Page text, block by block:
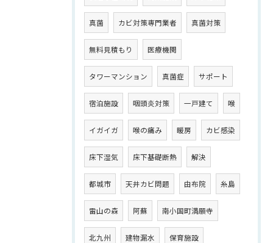
真菌 カビ対策専門業者 真菌対策
無料見積もり 医療機関
タワーマンション 真菌症 サポート
宿泊施設 咽頭炎対策 一戸建て 喉
イガイガ 喉の痛み 暖房 カビ感染
床下湿気 床下基礎断熱 解決
都城市 天井カビ問題 由布院 糸島
雷山の森 阿蘇 南小国町満願寺
北九州 建物漏水 保育施設